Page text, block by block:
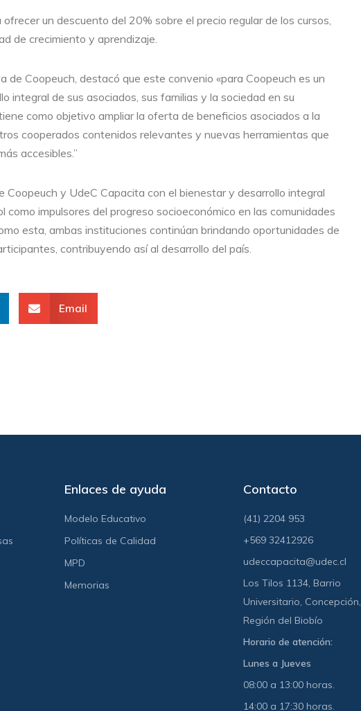
un descuento del 20% sobre el precio regular de los cursos,
de crecimiento y aprendizaje.
de Coopeuch, destacó que este convenio «para Coopeuch es un
integral de sus asociados, sus familias y la sociedad en su
como objetivo ampliar la oferta de beneficios asociados a la
cooperados contenidos relevantes y nuevas herramientas que
accesibles.”
Coopeuch y UdeC Capacita con el bienestar y desarrollo integral
impulsores del progreso socioeconómico en las comunidades
esta, ambas instituciones continúan brindando oportunidades de
contribuyendo así al desarrollo del país.
Email
Enlaces de ayuda
Modelo Educativo
Políticas de Calidad
MPD
Memorias
Contacto
(41) 2204 953
+569 32412926
udeccapacita@udec.cl
Los Tilos 1134, Barrio
Universitario, Concepción,
Región del Biobío
Horario de atención:
Lunes a Jueves
08:00 a 13:00 horas.
14:00 a 17:30 horas.